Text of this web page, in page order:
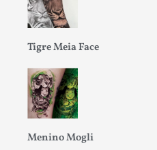
Tigre Meia Face
Menino Mogli